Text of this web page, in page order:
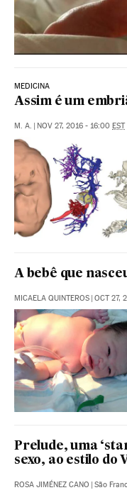
MEDICINA
Assim é um
M. A. NOV 27, 2016 - 16:00 EST
A bebê que
MICAELA QUINTEROS OCT 27,
Prelude, uma
sexo, ao estilo do
ROSA JIMÉNEZ CANO São